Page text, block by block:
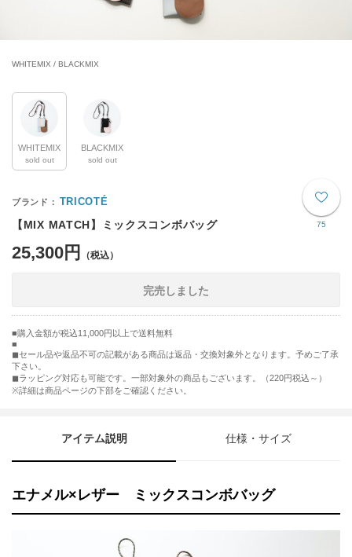
WHITEMIX / BLACKMIX
WHITEMIX
sold out
BLACKMIX
sold out
75
TRICOTÉ
【MIX MATCH】ミックスコンボバッグ
25,300円
完売しました
購入金額が税込11,000円以上で送料無料
◼︎セール品や返品不可の記載がある商品は返品・交換対象外となります。予めご了承
下さい。
◼︎ラッピング対応も可能です。一部対象外の商品もございます。（220円税込～）
※詳細は商品ページの下部をご確認ください。
アイテム説明 仕様・サイズ
エナメル×レザー ミックスコンボバッグ